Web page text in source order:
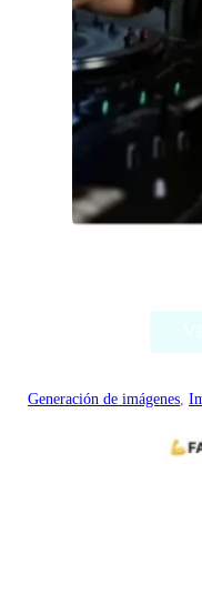
Generación de imágenes,